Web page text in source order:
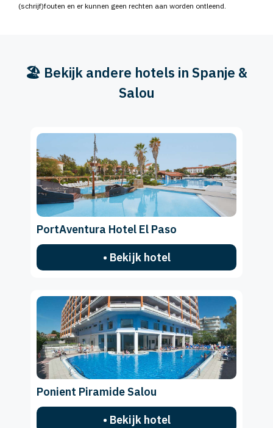
(schrijf)fouten en er kunnen geen rechten aan worden ontleend.
🏖️ Bekijk andere hotels in Spanje &
Salou
PortAventura Hotel El Paso
• Bekijk hotel
Ponient Piramide Salou
• Bekijk hotel